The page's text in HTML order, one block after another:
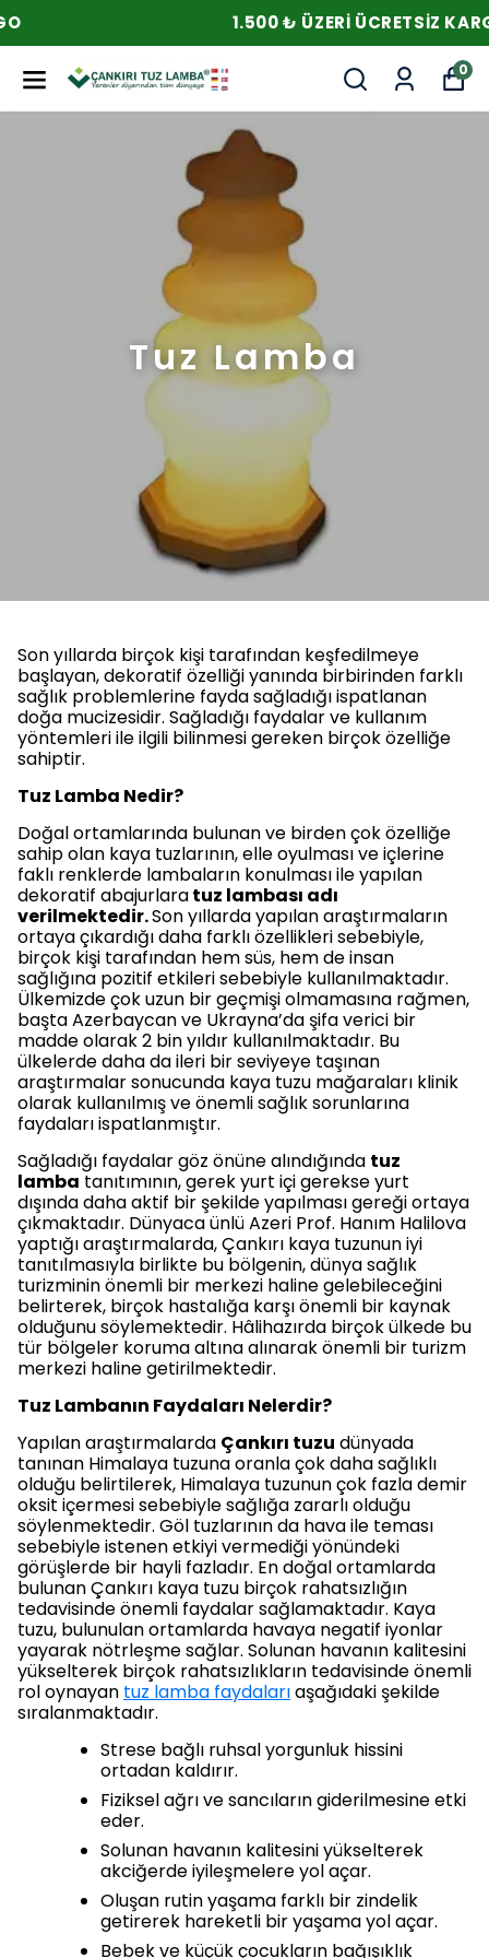
1.500 ₺ ÜZERI ÜCRETSIZ KARGO
0
Tuz Lamba
Son yıllarda birçok kişi tarafından keşfedilmeye
başlayan, dekoratif özelliği yanında birbirinden farklı
sağlık problemlerine fayda sağladığı ispatlanan
doğa mucizesidir. Sağladığı faydalar ve kullanım
yöntemleri ile ilgili bilinmesi gereken birçok özelliğe
sahiptir.
Tuz Lamba Nedir?
Doğal ortamlarında bulunan ve birden çok özelliğe
sahip olan kaya tuzlarının, elle oyulması ve içlerine
faklı renklerde lambaların konulması ile yapılan
dekoratif abajurlaratuz lambası adı
verilmektedir.Son yıllarda yapılan araştırmaların
ortaya çıkardığı daha farklı özellikleri sebebiyle,
birçok kişi tarafından hem süs, hem de insan
sağlığına pozitif etkileri sebebiyle kullanılmaktadır.
Ülkemizde çok uzun bir geçmişi olmamasına rağmen,
başta Azerbaycan ve Ukrayna’da şifa verici bir
madde olarak 2 bin yıldır kullanılmaktadır. Bu
ülkelerde daha da ileri bir seviyeye taşınan
araştırmalar sonucunda kaya tuzu mağaraları klinik
olarak kullanılmış ve önemli sağlık sorunlarına
faydaları ispatlanmıştır.
Sağladığı faydalar göz önüne alındığında tuz
lamba tanıtımının, gerek yurt içi gerekse yurt
dışında daha aktif bir şekilde yapılması gereği ortaya
çıkmaktadır. Dünyaca ünlü Azeri Prof. Hanım Halilova
yaptığı araştırmalarda, Çankırı kaya tuzunun iyi
tanıtılmasıyla birlikte bu bölgenin, dünya sağlık
turizminin önemli bir merkezi haline gelebileceğini
belirterek, birçok hastalığa karşı önemli bir kaynak
olduğunu söylemektedir. Hâlihazırda birçok ülkede bu
tür bölgeler koruma altına alınarak önemli bir turizm
merkezi haline getirilmektedir.
Tuz Lambanın Faydaları Nelerdir?
Yapılan araştırmalarda Çankırı tuzu dünyada
tanınan Himalaya tuzuna oranla çok daha sağlıklı
olduğu belirtilerek, Himalaya tuzunun çok fazla demir
oksit içermesi sebebiyle sağlığa zararlı olduğu
söylenmektedir. Göl tuzlarının da hava ile teması
sebebiyle istenen etkiyi vermediği yönündeki
görüşlerde bir hayli fazladır. En doğal ortamlarda
bulunan Çankırı kaya tuzu birçok rahatsızlığın
tedavisinde önemli faydalar sağlamaktadır. Kaya
tuzu, bulunulan ortamlarda havaya negatif iyonlar
yayarak nötrleşme sağlar. Solunan havanın kalitesini
yükselterek birçok rahatsızlıkların tedavisinde önemli
rol oynayan tuz lamba faydalarıaşağıdaki şekilde
sıralanmaktadır.
Strese bağlı ruhsal yorgunluk hissini
ortadan kaldırır.
Fiziksel ağrı ve sancıların giderilmesine etki
eder.
Solunan havanın kalitesini yükselterek
akciğerde iyileşmelere yol açar.
Oluşan rutin yaşama farklı bir zindelik
getirerek hareketli bir yaşama yol açar.
Bebek ve küçük çocukların bağışıklık